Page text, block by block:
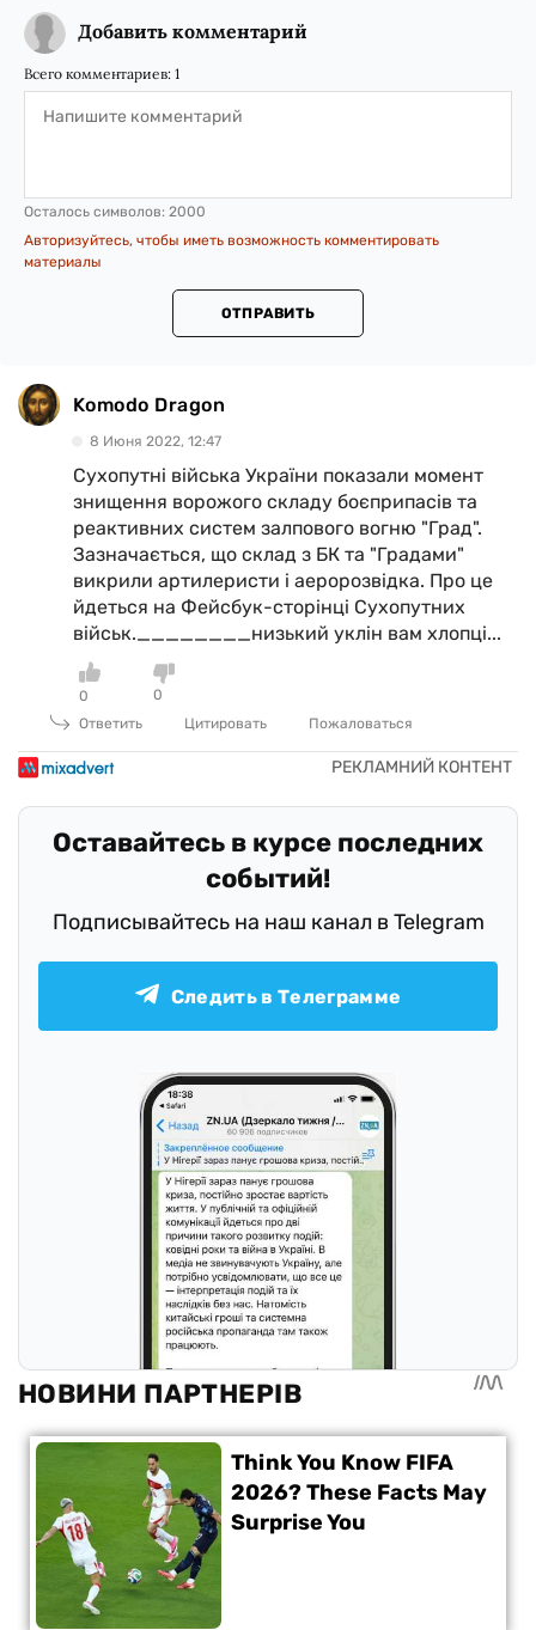
Добавить комментарий
Всего комментариев: 1
Осталось символов: 2000
Авторизуйтесь, чтобы иметь возможность комментировать
материалы
ОТПРАВИТЬ
Komodo Dragon
8 Июня 2022, 12:47
Сухопутні війська України показали момент
знищення ворожого складу боєприпасів та
реактивних систем залпового вогню "Град".
Зазначається, що склад з БК та "Градами"
викрили артилеристи і аеророзвідка. Про це
йдеться на Фейсбук-сторінці Сухопутних
військ.________низький уклін вам хлопці...
0
0
Ответить
Цитировать Пожаловаться
Оставайтесь в курсе последних
событий!
Подписывайтесь на наш канал в Telegram
Следить в Телеграмме